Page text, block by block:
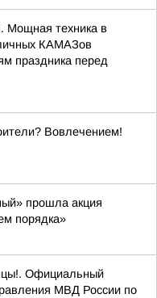
Мощная техника в
КАМАЗов
праздника перед
Вовлечением!
прошла акция
порядка»
Официальный
МВД России по